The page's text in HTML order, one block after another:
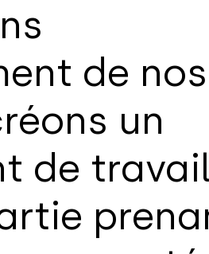
de nos
un
de